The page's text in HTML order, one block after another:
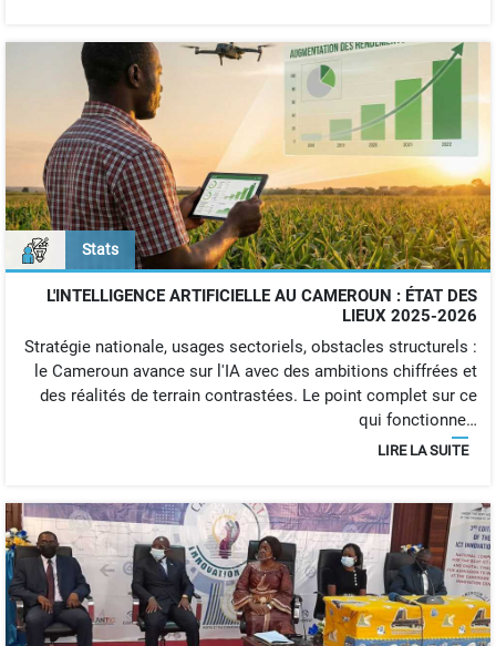
Stats
L'INTELLIGENCE ARTIFICIELLE AU CAMEROUN : ÉTAT DES
LIEUX 2025-2026
Stratégie nationale, usages sectoriels, obstacles structurels :
le Cameroun avance sur l'IA avec des ambitions chiffrées et
des réalités de terrain contrastées. Le point complet sur ce
qui fonctionne…
LIRE LA SUITE